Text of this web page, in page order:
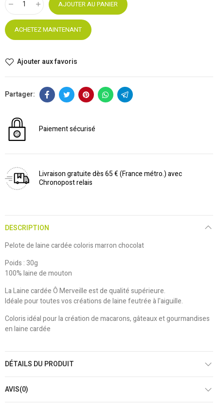
AJOUTER AU PANIER
ACHETEZ MAINTENANT
Ajouter aux favoris
Paiement sécurisé
Livraison gratuite dès 65 € (France métro.) avec
Chronopost relais
DESCRIPTION
Pelote de laine cardée coloris marron chocolat
Poids : 30g
100% laine de mouton
La Laine cardée Ô Merveille est de qualité supérieure.
Idéale pour toutes vos créations de laine feutrée à l'aiguille.
Coloris idéal pour la création de macarons, gâteaux et gourmandises
en laine cardée
DÉTAILS DU PRODUIT
AVIS(0)